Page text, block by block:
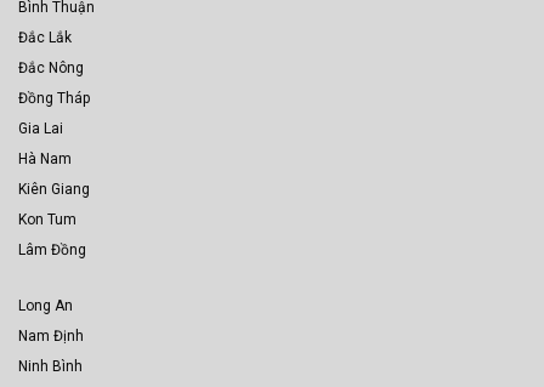
Bình Thuận
Đắc Lắk
Đắc Nông
Đồng Tháp
Gia Lai
Hà Nam
Kiên Giang
Kon Tum
Lâm Đồng
Long An
Nam Định
Ninh Bình